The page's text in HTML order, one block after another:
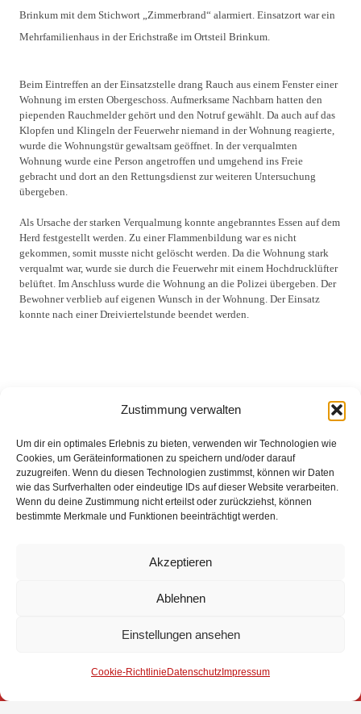
Zustimmung verwalten
Um dir ein optimales Erlebnis zu bieten, verwenden wir Technologien wie
Cookies, um Geräteinformationen zu speichern und/oder darauf
zuzugreifen. Wenn du diesen Technologien zustimmst, können wir Daten
wie das Surfverhalten oder eindeutige IDs auf dieser Website verarbeiten.
Wenn du deine Zustimmung nicht erteilst oder zurückziehst, können
bestimmte Merkmale und Funktionen beeinträchtigt werden.
Akzeptieren
Ablehnen
Einstellungen ansehen
Cookie-Richtlinie Datenschutz Impressum
Brinkum mit dem Stichwort „Zimmerbrand“ alarmiert. Einsatzort war ein
Mehrfamilienhaus in der Erichstraße im Ortsteil Brinkum.
Beim Eintreffen an der Einsatzstelle drang Rauch aus einem Fenster einer
Wohnung im ersten Obergeschoss. Aufmerksame Nachbarn hatten den
piependen Rauchmelder gehört und den Notruf gewählt. Da auch auf das
Klopfen und Klingeln der Feuerwehr niemand in der Wohnung reagierte,
wurde die Wohnungstür gewaltsam geöffnet. In der verqualmten
Wohnung wurde eine Person angetroffen und umgehend ins Freie
gebracht und dort an den Rettungsdienst zur weiteren Untersuchung
übergeben.
Als Ursache der starken Verqualmung konnte angebranntes Essen auf dem
Herd festgestellt werden. Zu einer Flammenbildung war es nicht
gekommen, somit musste nicht gelöscht werden. Da die Wohnung stark
verqualmt war, wurde sie durch die Feuerwehr mit einem Hochdrucklüfter
belüftet. Im Anschluss wurde die Wohnung an die Polizei übergeben. Der
Bewohner verblieb auf eigenen Wunsch in der Wohnung. Der Einsatz
konnte nach einer Dreiviertelstunde beendet werden.
Eingesetzte Kräfte: Feuerwehr Brinkum +++
Rettungsdienst